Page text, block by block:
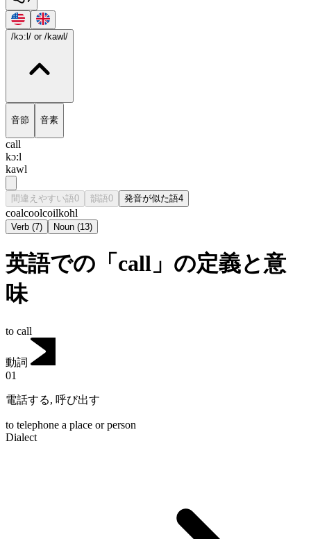
/kɔ:l/ or /kawl/
音節 音素
call
kɔ:l
kawl
間違えやすい語0 韻語0 発音が似た語4
coalcoolcoilkohl
Verb (7) Noun (13)
英語での「call」の定義と意
味
to call
動詞
01
電話する, 呼び出す
to telephone a place or person
Dialect